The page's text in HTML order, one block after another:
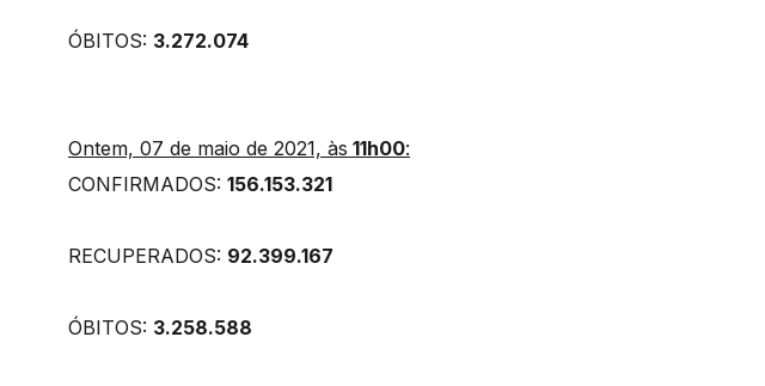
ÓBITOS: 3.272.074
Ontem, 07 de maio de 2021, às 11h00:
CONFIRMADOS: 156.153.321
RECUPERADOS: 92.399.167
ÓBITOS: 3.258.588